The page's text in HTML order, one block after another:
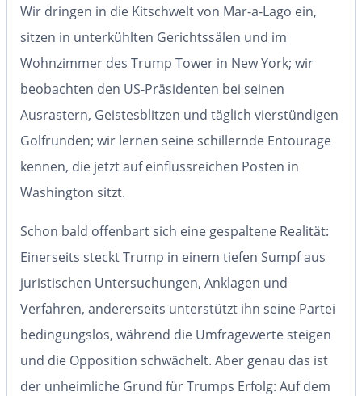
Wir dringen in die Kitschwelt von Mar-a-Lago ein,
sitzen in unterkühlten Gerichtssälen und im
Wohnzimmer des Trump Tower in New York; wir
beobachten den US-Präsidenten bei seinen
Ausrastern, Geistesblitzen und täglich vierstündigen
Golfrunden; wir lernen seine schillernde Entourage
kennen, die jetzt auf einflussreichen Posten in
Washington sitzt.
Schon bald offenbart sich eine gespaltene Realität:
Einerseits steckt Trump in einem tiefen Sumpf aus
juristischen Untersuchungen, Anklagen und
Verfahren, andererseits unterstützt ihn seine Partei
bedingungslos, während die Umfragewerte steigen
und die Opposition schwächelt. Aber genau das ist
der unheimliche Grund für Trumps Erfolg: Auf dem